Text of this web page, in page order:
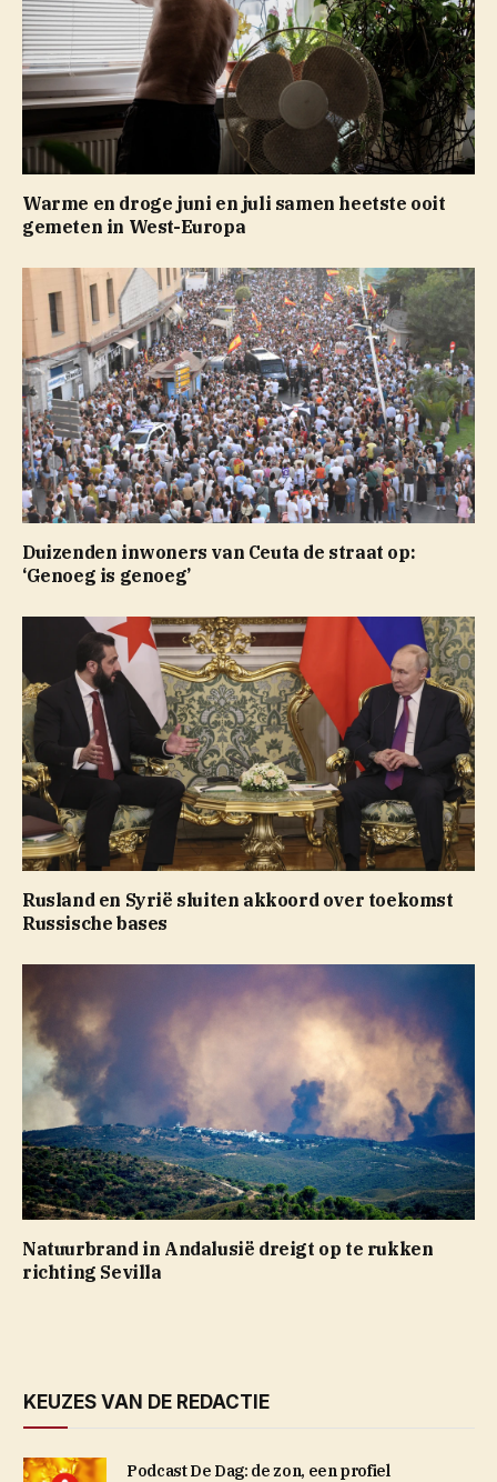
Warme en droge juni en juli samen heetste ooit
gemeten in West-Europa
Duizenden inwoners van Ceuta de straat op:
‘Genoeg is genoeg’
Rusland en Syrië sluiten akkoord over toekomst
Russische bases
Natuurbrand in Andalusië dreigt op te rukken
richting Sevilla
KEUZES VAN DE REDACTIE
Podcast De Dag: de zon, een profiel